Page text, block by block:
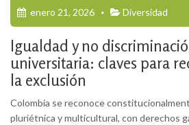
enero 21, 2026 Diversidad
Igualdad y no
universitaria: claves para
la exclusión
Colombia se reconoce
pluriétnica y multicultural, con derechos